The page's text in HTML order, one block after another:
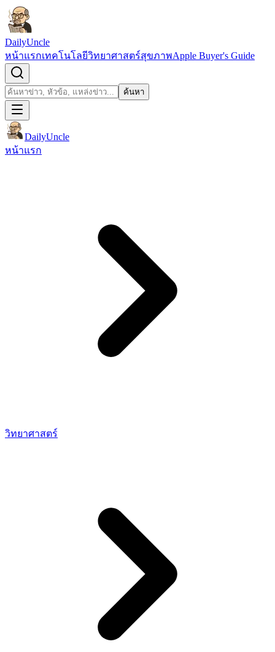
ข้ามไปยังเนื้อหา
DailyUncle
หน้าแรกเทคโนโลยีวิทยาศาสตร์สุขภาพApple Buyer's Guide
ค้นหา ค้นหา
DailyUncle
หน้าแรก
วิทยาศาสตร์